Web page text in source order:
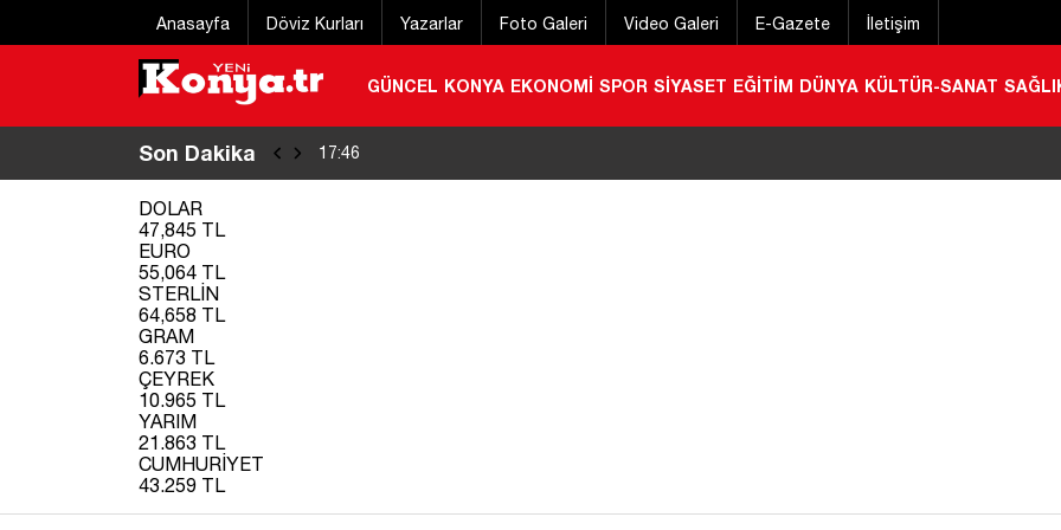
Anasayfa Döviz Kurları Yazarlar Foto Galeri Video Galeri E-Gazete İletişim
GÜNCEL KONYA EKONOMİ SPOR SİYASET EĞİTİM DÜNYA KÜLTÜR-SANAT
Son Dakika 17:46
DOLAR
47,845 TL
EURO
55,064 TL
STERLİN
64,658 TL
GRAM
6.673 TL
ÇEYREK
10.965 TL
YARIM
21.863 TL
CUMHURİYET
43.259 TL